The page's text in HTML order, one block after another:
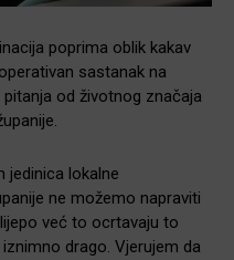
poprima oblik kakav
sastanak na
od životnog značaja
jedinica lokalne
ne možemo napraviti
već to ocrtavaju to
drago. Vjerujem da